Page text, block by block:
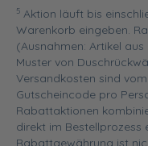
5 Aktion läuft bis
Warenkorb eingeben.
(Ausnahmen: Artikel
Muster von
Versandkosten sind
Gutscheincode pro
Rabattaktionen
direkt im Bestellprozess
Rabattgewährung ist